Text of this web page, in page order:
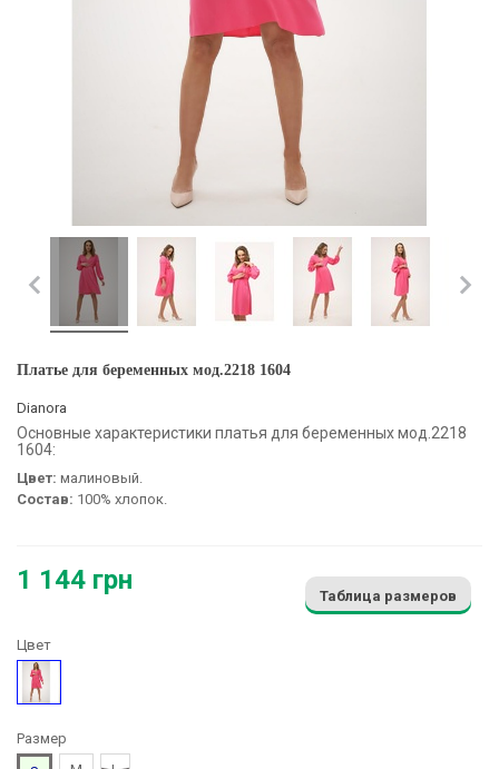
Платье для беременных мод.2218 1604
Dianora
Основные характеристики платья для беременных мод.2218
1604:
Цвет: малиновый.
Состав: 100% хлопок.
1 144 грн
Таблица размеров
Цвет
Розовый
Размер